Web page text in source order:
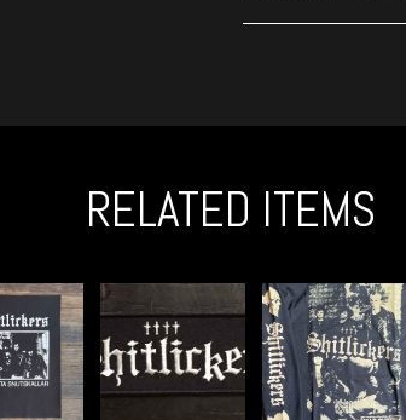
RELATED ITEMS